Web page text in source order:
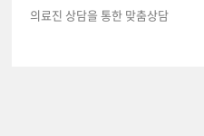
의료진 상담을 통한 맞춤상담